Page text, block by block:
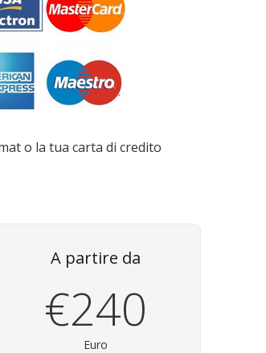
o la tua carta di credito
A partire da
€240
Euro